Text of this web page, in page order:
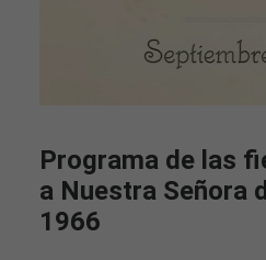
Programa de las
a Nuestra Señora
1966